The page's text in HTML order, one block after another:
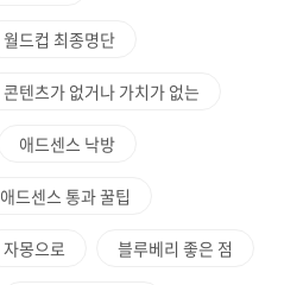
월드컵 최종명단
콘텐츠가 없거나 가치가 없는
애드센스 낙방
애드센스 통과 꿀팁
자몽으로 블루베리 좋은 점